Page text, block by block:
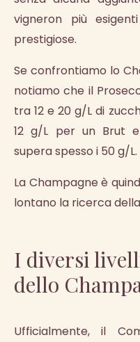
vigneron più
prestigiose.
Se confrontiamo lo
notiamo che il
tra 12 e 20 g/L di
12 g/L per un Brut e
supera spesso i 50 g/L.
La Champagne è
lontano la ricerca
I diversi
dello
Ufficialmente, il